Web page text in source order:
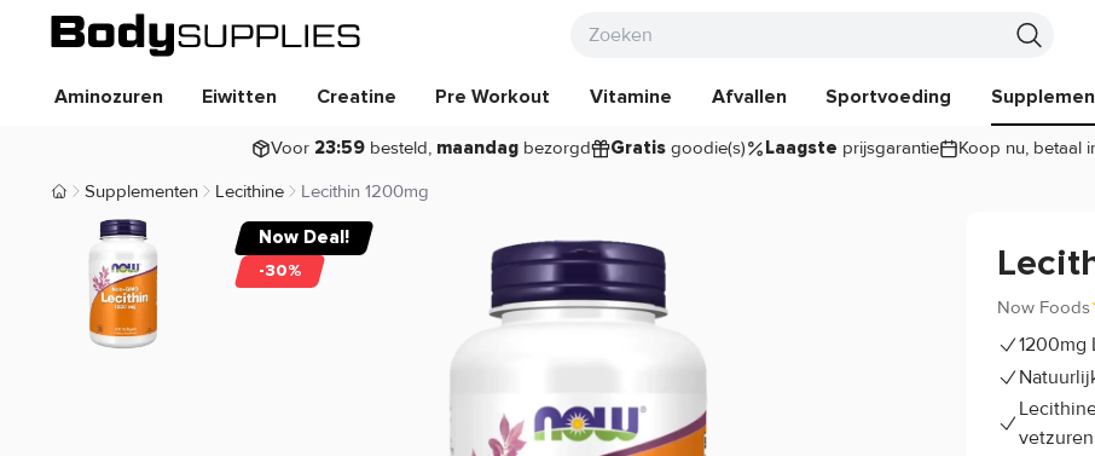
Aminozuren Eiwitten Creatine Pre Workout Vitamine Afvallen Sportvoeding
Voor 23:59 besteld, maandag bezorgd Gratis goodie(s) Laagste prijsgarantie Koop nu, betaal
Body Supplies | Sportvoeding en Supplementen
Supplementen Lecithine Lecithin 1200mg
Now Foods
1200mg
Now Deal!
-30%